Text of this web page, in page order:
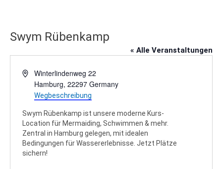
Swym Rübenkamp
« Alle Veranstaltungen
AdresseWinterlindenweg 22
Hamburg, 22297 Germany
Wegbeschreibung
Swym Rübenkamp ist unsere moderne Kurs-
Location für Mermaiding, Schwimmen & mehr.
Zentral in Hamburg gelegen, mit idealen
Bedingungen für Wassererlebnisse. Jetzt Plätze
sichern!